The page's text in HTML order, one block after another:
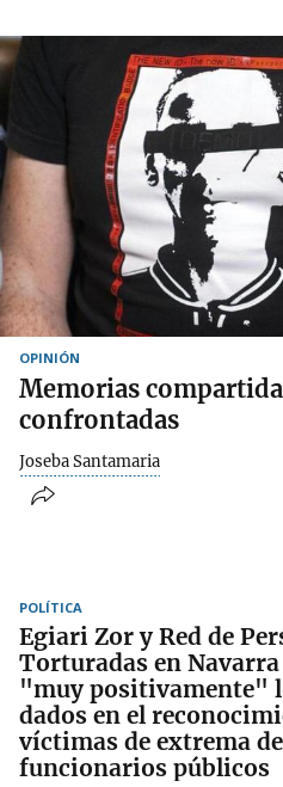
OPINIÓN
Memorias
confrontadas
Joseba Santamaria
POLÍTICA
Egiari Zor y Red de
Torturadas en
"muy positivamente"
dados en el
víctimas de extrema
funcionarios públicos